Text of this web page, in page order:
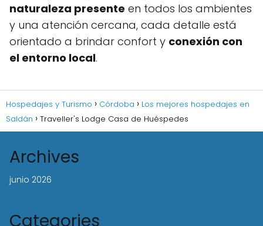
naturaleza presente en todos los ambientes
y una atención cercana, cada detalle está
orientado a brindar confort y conexión con
el entorno local.
Hospedajes y Turismo Córdoba
Los mejores hospedajes en
Saldán
Traveller's Lodge Casa de Huéspedes
Archives
junio 2026
Categories